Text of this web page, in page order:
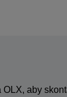
aby